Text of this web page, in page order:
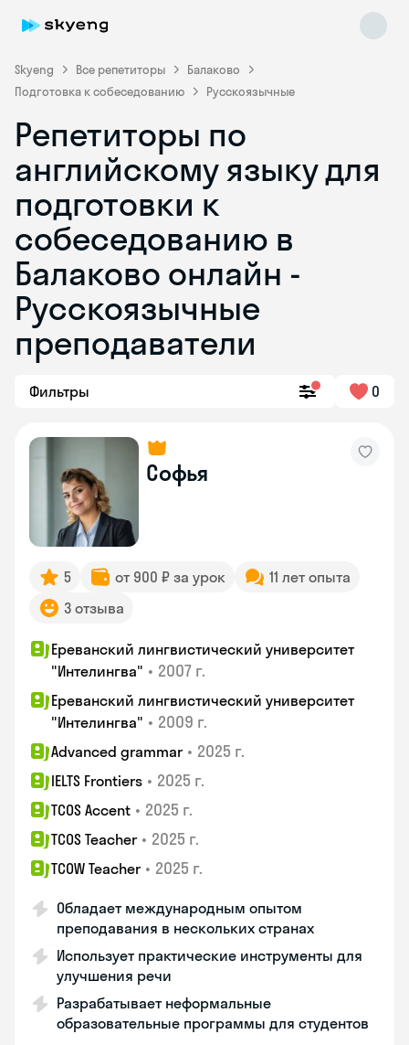
Skyeng Все репетиторы
Балаково
Подготовка к собеседованию
Русскоязычные
Репетиторы по
английскому языку для
подготовки к
собеседованию в
Балаково онлайн -
Русскоязычные
преподаватели
Фильтры 0
Софья
5 от 900 ₽ за урок
11 лет опыта
3 отзыва
Ереванский лингвистический университет
"Интелингва" • 2007 г.
Ереванский лингвистический университет
"Интелингва" • 2009 г.
Advanced grammar • 2025 г.
IELTS Frontiers • 2025 г.
TCOS Accent • 2025 г.
TCOS Teacher • 2025 г.
TCOW Teacher • 2025 г.
Обладает международным опытом
преподавания в нескольких странах
Использует практические инструменты для
улучшения речи
Разрабатывает неформальные
образовательные программы для студентов
Skyeng Chat